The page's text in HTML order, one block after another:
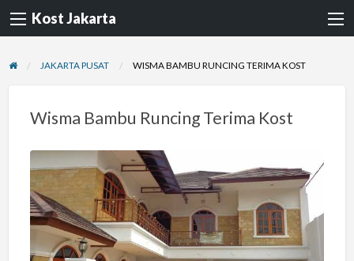
Kost Jakarta
JAKARTA PUSAT WISMA BAMBU RUNCING TERIMA KOST
Wisma Bambu Runcing Terima Kost